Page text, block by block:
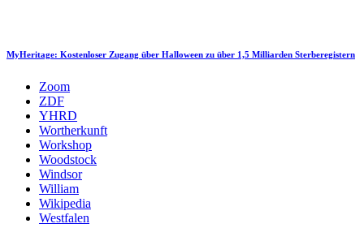
MyHeritage: Kostenloser Zugang über Halloween zu über 1,5 Milliarden Sterberegistern
Zoom
ZDF
YHRD
Wortherkunft
Workshop
Woodstock
Windsor
William
Wikipedia
Westfalen